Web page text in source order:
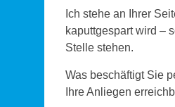
Ich stehe an Ihrer
kaputtgespart wird –
Stelle stehen.
Was beschäftigt Sie
Ihre Anliegen